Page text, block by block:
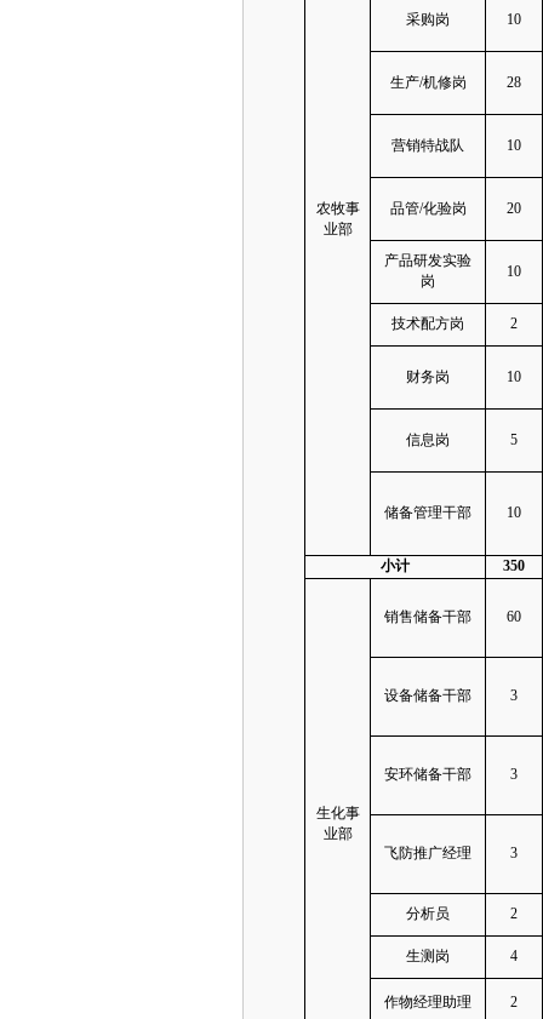
农牧事
业部
采购岗 10
生产/机修岗 28
营销特战队 10
品管/化验岗 20
产品研发实验
岗
10
技术配方岗 2
财务岗 10
信息岗 5
储备管理干部 10
小计 350
生化事
业部
销售储备干部 60
设备储备干部 3
安环储备干部 3
飞防推广经理 3
分析员 2
生测 岗 4
作物经理助理 2